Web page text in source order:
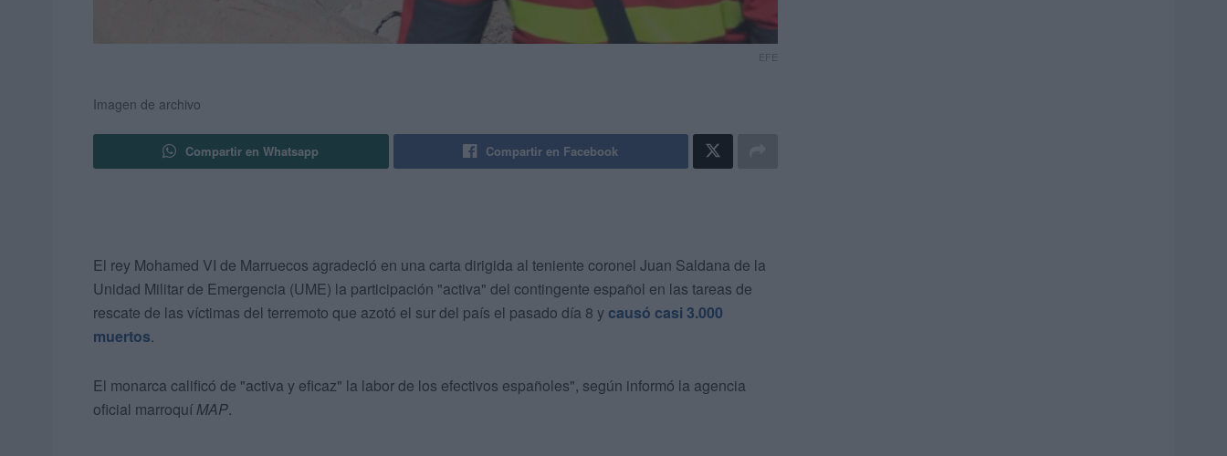
EFE
Imagen de archivo
Compartir en Whatsapp Compartir en Facebook
El rey Mohamed VI de Marruecos agradeció en una carta dirigida al teniente coronel Juan Saldana de la
Unidad Militar de Emergencia (UME) la participación "activa" del contingente español en las tareas de
rescate de las víctimas del terremoto que azotó el sur del país el pasado día 8 ycausó casi 3.000
muertos.
El monarca calificó de "activa y eficaz" la labor de los efectivos españoles", según informó la agencia
oficial marroquíMAP.